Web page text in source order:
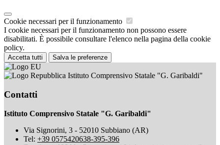
Cookie necessari per il funzionamento
I cookie necessari per il funzionamento non possono essere
disabilitati. È possibile consultare l'elenco nella pagina della cookie
policy.
Accetta tutti Salva le preferenze
Istituto Comprensivo Statale "G. Garibaldi"
Contatti
Istituto Comprensivo Statale "G. Garibaldi"
Via Signorini, 3 - 52010 Subbiano (AR)
Tel: +39 0575420638-395-396